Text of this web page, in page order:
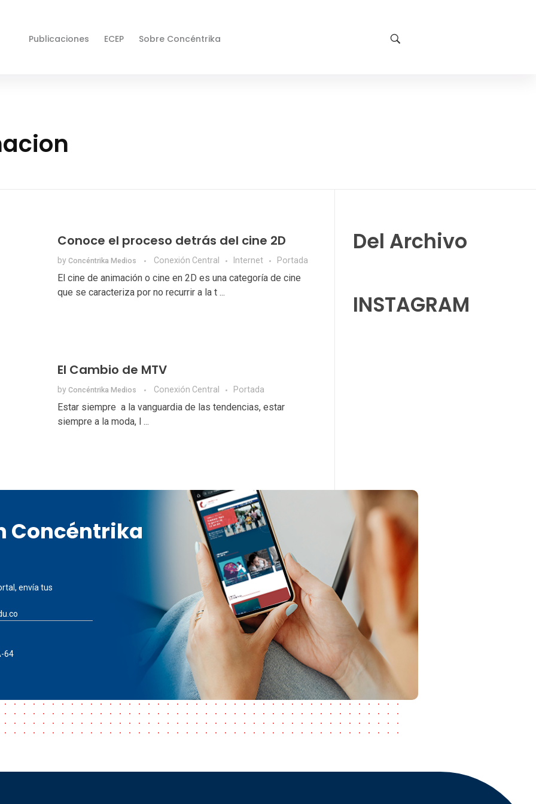
Publicaciones ECEP Sobre Concéntrika
Conoce el proceso detrás del cine 2D
by Concéntrika Medios Conexión Central Internet Portada
El cine de animación o cine en 2D es una categoría de cine
que se caracteriza por no recurrir a la t ...
El Cambio de MTV
by Concéntrika Medios Conexión Central Portada
Estar siempre a la vanguardia de las tendencias, estar
siempre a la moda, l ...
Del Archivo
INSTAGRAM
Concéntrika
envía tus
64